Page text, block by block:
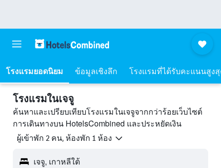
โรงแรมยอดนิยม ข้อมูลเชิงลึก โรงแรมที่ได้รับคะแนนสูง
โรงแรมในเจจู
ค้นหาและเปรียบเทียบโรงแรมในเจจูจากกว่าร้อยเว็บไซต์
การเดินทางบน HotelsCombined และประหยัดเงิน
ผู้เข้าพัก 2 คน, ห้องพัก 1 ห้อง
เจจู, เกาหลีใต้